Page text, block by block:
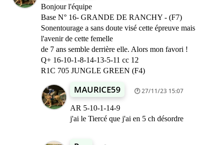
Bonjour l'équipe
Base N° 16- GRANDE DE RANCHY - (F7)
Sonentourage a sans doute visé cette épreuve mais
l'avenir de cette femelle
de 7 ans semble derrière elle. Alors mon favori !
Q+ 16-10-1-8-14-13-5-11 cc 12
R1C 705 JUNGLE GREEN (F4)
MAURICE59 27/11/23 15:07
AR 5-10-1-14-9
j'ai le Tiercé que j'ai en 5 ch désordre